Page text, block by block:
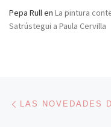
Pepa Rullen La pintura
Satrústegui a Paula Cervilla
Navegación